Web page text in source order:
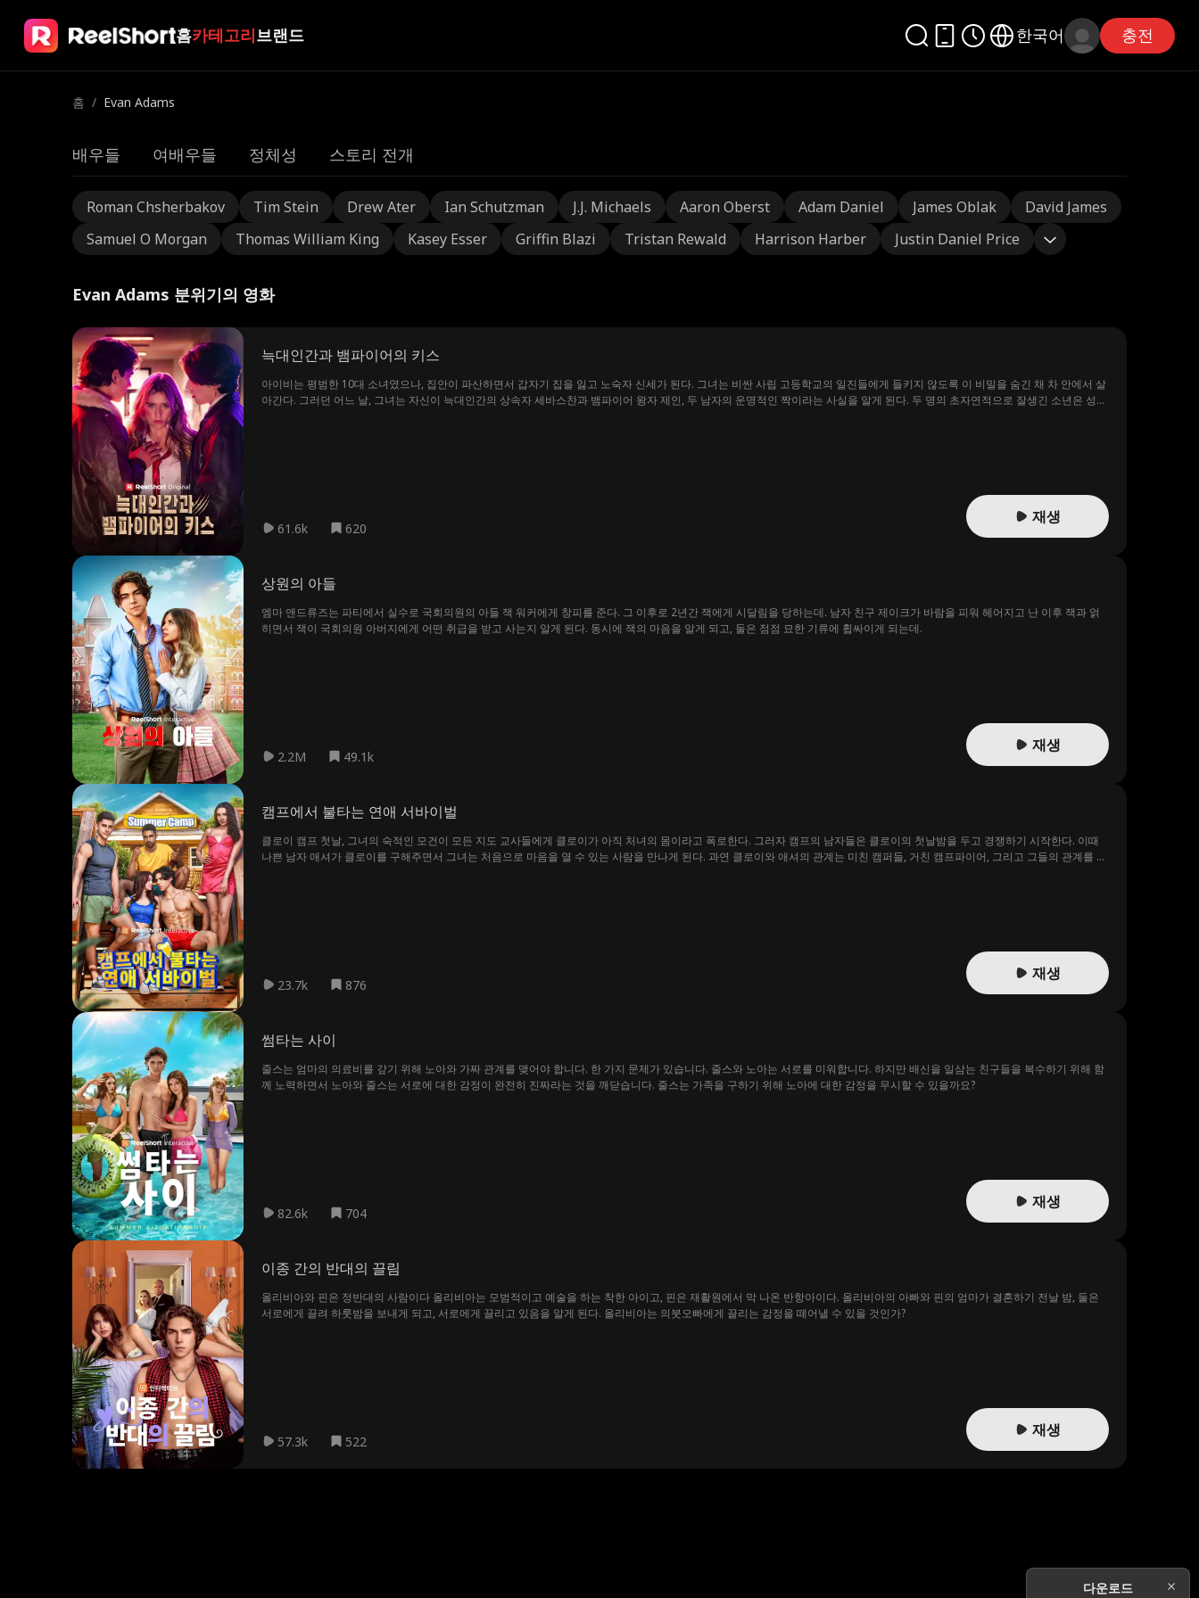
홈카테고리브랜드 한국어 충전
홈 / Evan Adams
배우들 여배우들 정체성 스토리 전개
Roman Chsherbakov Tim Stein Drew Ater Ian Schutzman J.J. Michaels Aaron Oberst Adam Daniel James Oblak
David James
Samuel O Morgan
Thomas William King Kasey Esser Griffin Blazi Tristan Rewald Harrison Harber Justin Daniel Price
Evan Adams 분위기의 영화
늑대인간과 뱀파이어의 키스
아이비는 평범한 10대 소녀였으나, 집안이 파산하면서 갑자기 집을 잃고 노숙자 신세가 된다. 그녀는 비싼 사립 고등학교의 일진들에게 들키지 않도록 이 비밀을 숨긴 채 차 안에서 살
아간다. 그러던 어느 날, 그녀는 자신이 늑대인간의 상속자 세바스찬과 뱀파이어 왕자 제인, 두 남자의 운명적인 짝이라는 사실을 알게 된다. 두 명의 초자연적으로 잘생긴 소년은 성격
61.6k 620
재생
상원의 아들
엠마 앤드류즈는 파티에서 실수로 국회의원의 아들 잭 워커에게 창피를 준다. 그 이후로 2년간 잭에게 시달림을 당하는데. 남자 친구 제이크가 바람을 피워 헤어지고 난 이후 잭과 얽
히면서 잭이 국회의원 아버지에게 어떤 취급을 받고 사는지 알게 된다. 동시에 잭의 마음을 알게 되고, 둘은 점점 묘한 기류에 휩싸이게 되는데.
2.2M 49.1k
재생
캠프에서 불타는 연애 서바이벌
클로이 캠프 첫날, 그녀의 숙적인 모건이 모든 지도 교사들에게 클로이가 아직 처녀의 몸이라고 폭로한다. 그러자 캠프의 남자들은 클로이의 첫날밤을 두고 경쟁하기 시작한다. 이때
나쁜 남자 애셔가 클로이를 구해주면서 그녀는 처음으로 마음을 열 수 있는 사람을 만나게 된다. 과연 클로이와 애셔의 관계는 미친 캠퍼들, 거친 캠프파이어, 그리고 그들의 관계를 방
23.7k 876
재생
썸타는 사이
줄스는 엄마의 의료비를 갚기 위해 노아와 가짜 관계를 맺어야 합니다. 한 가지 문제가 있습니다. 줄스와 노아는 서로를 미워합니다. 하지만 배신을 일삼는 친구들을 복수하기 위해 함
께 노력하면서 노아와 줄스는 서로에 대한 감정이 완전히 진짜라는 것을 깨닫습니다. 줄스는 가족을 구하기 위해 노아에 대한 감정을 무시할 수 있을까요?
82.6k 704
재생
이종 간의 반대의 끌림
올리비아와 핀은 정반대의 사람이다 올리비아는 모범적이고 예술을 하는 착한 아이고, 핀은 재활원에서 막 나온 반항아이다. 올리비아의 아빠와 핀의 엄마가 결혼하기 전날 밤, 둘은
서로에게 끌려 하룻밤을 보내게 되고, 서로에게 끌리고 있음을 알게 된다. 올리비아는 의붓오빠에게 끌리는 감정을 떼어낼 수 있을 것인가?
57.3k 522
재생
다운로드